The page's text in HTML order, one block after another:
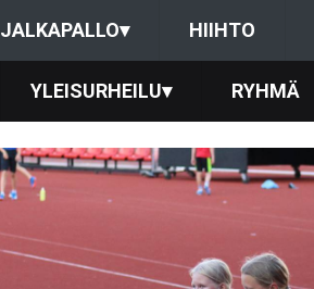
JALKAPALLO▾ HIIHTO
YLEISURHEILU▾ RYHMÄ